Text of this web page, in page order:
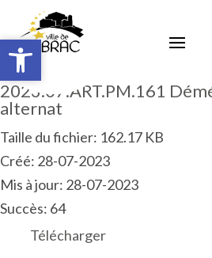
Ouvrir la barre d’outils
2023.07.ART.PM.161
alternat
Taille du fichier: 162.17 KB
Créé: 28-07-2023
Mis à jour: 28-07-2023
Succès: 64
Télécharger
Ouvrir la barre d’outils